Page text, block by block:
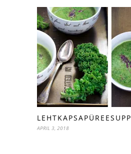
LEHTKAPSAPÜREESUPP
APRIL 3, 2018